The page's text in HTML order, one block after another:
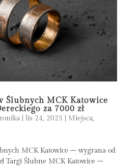
Ślubnych MCK Katowice
za 7000 zł
| lis 24, 2025 Miejsca,
MCK Katowice – wygrana od
Targi Ślubne MCK Katowice –